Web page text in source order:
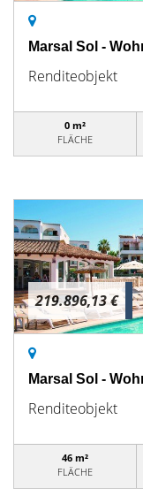
Marsal Sol -
Renditeobjekt
0 m²
FLÄCHE
219.896,13 €
Marsal Sol -
Renditeobjekt
46 m²
FLÄCHE